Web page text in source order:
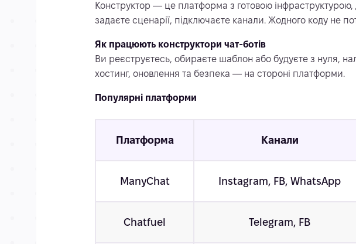
Конструктор — це платформа з готовою інфраструктурою,
задаєте сценарії, підключаєте канали. Жодного коду не
Як працюють конструктори чат-ботів
Ви реєструєтесь, обираєте шаблон або будуєте з нуля,
хостинг, оновлення та безпека — на стороні платформи.
Популярні платформи
Платформа Канали
ManyChat Instagram, FB, WhatsApp
Chatfuel Telegram, FB